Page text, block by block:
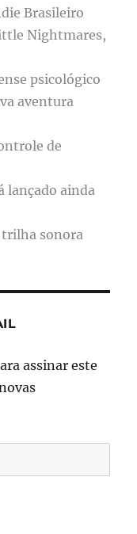
Brasileiro
Nightmares,
psicológico
aventura
de
lançado ainda
trilha sonora
assinar este